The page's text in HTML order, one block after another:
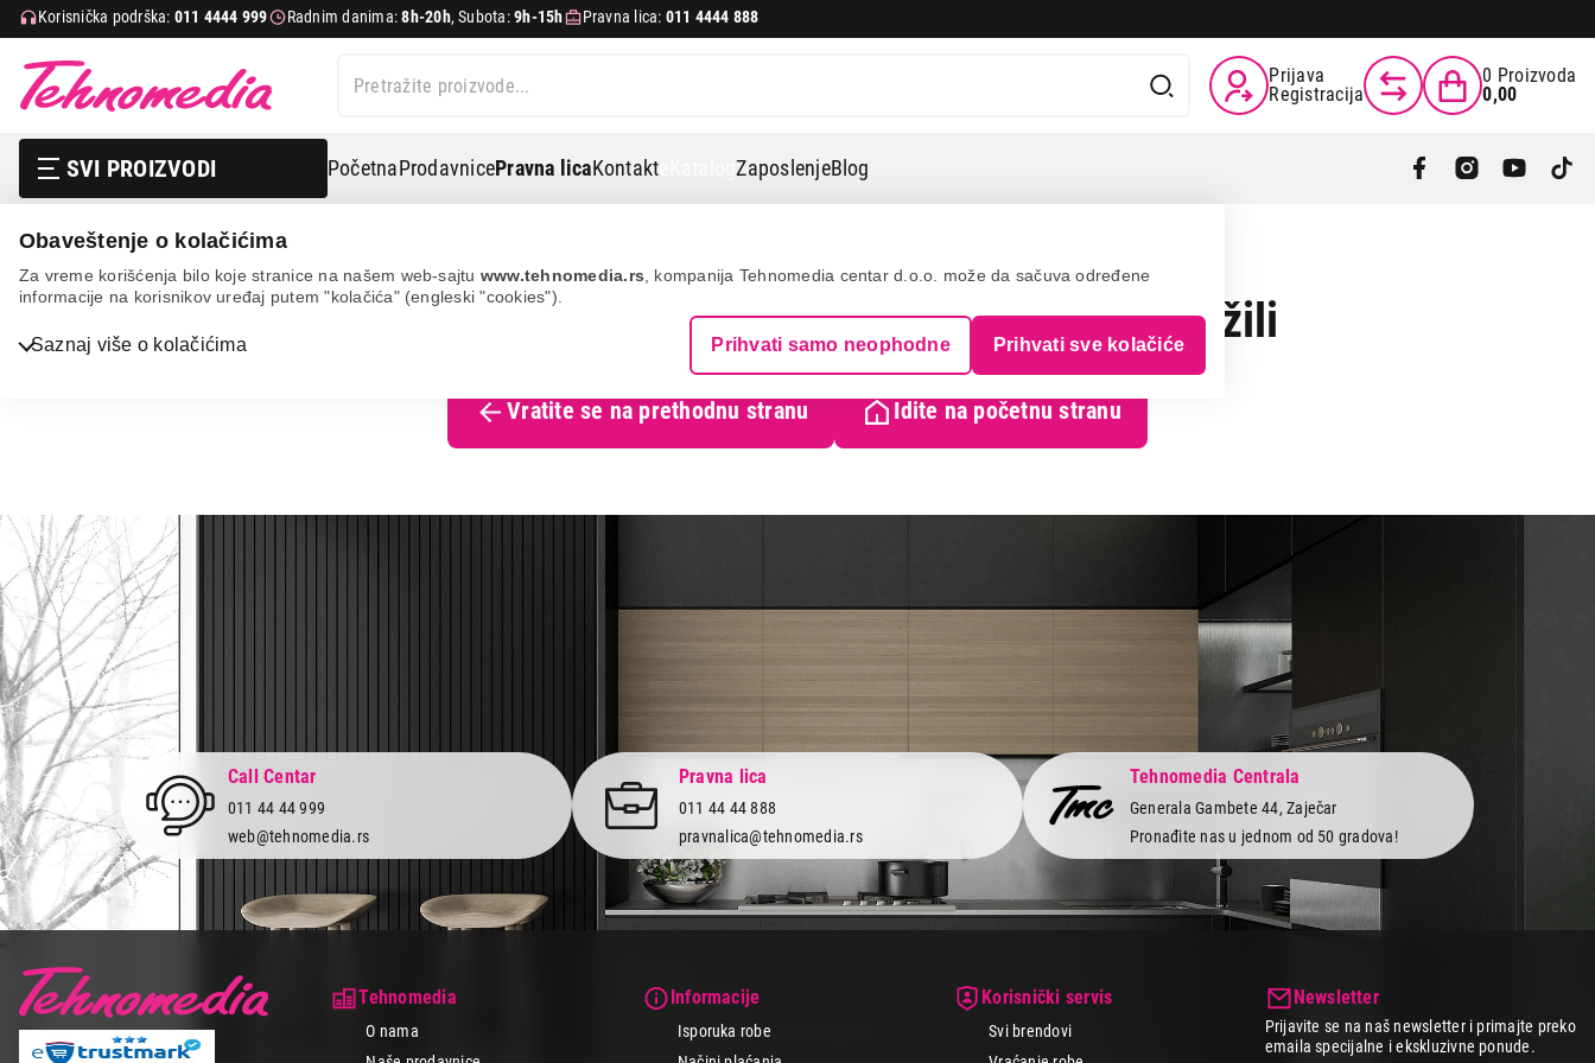
Obaveštenje o kolačićima
Za vreme korišćenja bilo koje stranice na našem web-sajtu www.tehnomedia.rs , kompanija Tehnomedia centar d.o.o. može da sačuva određene
informacije na korisnikov uređaj putem "kolačića" (engleski "cookies").
Saznaj više o kolačićima Prihvati samo neophodne Prihvati sve kolačiće
Korisnička podrška: 011 4444 999 Radnim danima:8h-20h, Subota:9h-15h Pravna lica: 011 4444 888
Prijava
Registracija
0 Proizvoda
0,00
SVI PROIZVODI PočetnaProdavnicePravna licaKontakt eKatalogZaposlenjeBlog
IT & Gaming
Mobilni telefoni i tableti
Mali kućni aparati
Mali kuhinjski aparati
Grejanje i hlađenje
Nega tela, lepota i zdravlje
Sport i putovanje
Sve za kuću i baštu
Vesa
Nema artikala
Trenutno nema artikala u kategoriji koju ste tražili
Vratite se na prethodnu stranu Idite na početnu stranu
Call Centar
011 44 44 999
web@tehnomedia.rs
Pravna lica
011 44 44 888
pravnalica@tehnomedia.rs
Tehnomedia Centrala
Generala Gambete 44, Zaječar
Pronađite nas u jednom od 50 gradova!
Tehnomedia
O nama
Informacije
Isporuka robe
Korisnički servis
Svi brendovi
Newsletter
Prijavite se na naš newsletter i primajte preko
emaila specijalne i ekskluzivne ponude.